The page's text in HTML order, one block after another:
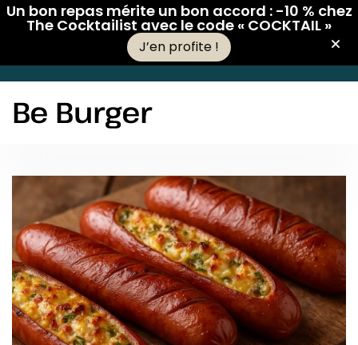
Un bon repas mérite un bon accord : -10 % chez
The Cocktailist avec le code « COCKTAIL »
J’en profite !
Be Burger